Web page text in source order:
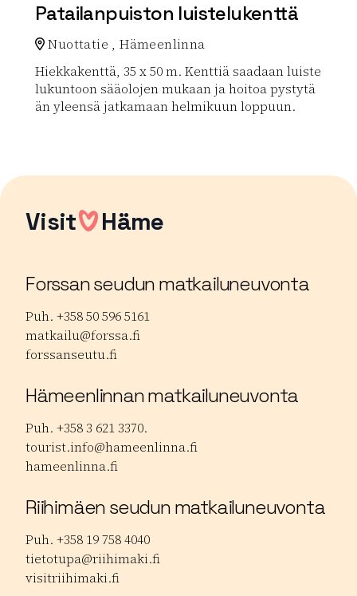
Patailanpuiston luistelukenttä
Nuottatie , Hämeenlinna
Hiekkakenttä, 35 x 50 m. Kenttiä saadaan luiste
lukuntoon sääolojen mukaan ja hoitoa pystytä
än yleensä jatkamaan helmikuun loppuun.
Visit Häme
Forssan seudun matkailuneuvonta
Puh. +358 50 596 5161
matkailu@forssa.fi
forssanseutu.fi
Hämeenlinnan matkailuneuvonta
Puh. +358 3 621 3370.
tourist.info@hameenlinna.fi
hameenlinna.fi
Riihimäen seudun matkailuneuvonta
Puh. +358 19 758 4040
tietotupa@riihimaki.fi
visitriihimaki.fi